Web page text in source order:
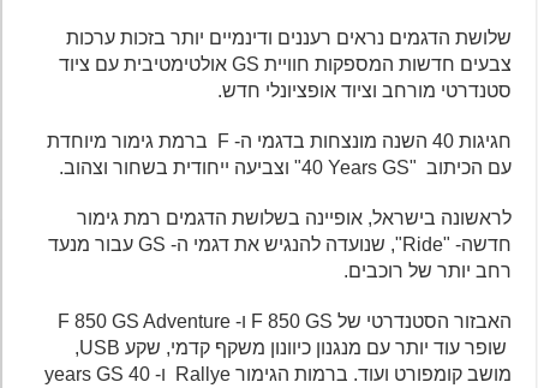
שלושת הדגמים נראים רעננים ודינמיים יותר בזכות ערכות
צבעים חדשות המספקות חוויית GS אולטימטיבית עם ציוד
סטנדרטי מורחב וציוד אופציונלי חדש.
חגיגות 40 השנה מונצחות בדגמי ה- F ברמת גימור מיוחדת
עם הכיתוב "40‎ Years GS" וצביעה ייחודית בשחור וצהוב.
לראשונה בישראל, אופיינה בשלושת הדגמים רמת גימור
חדשה- "Ride", שנועדה להנגיש את דגמי ה- GS עבור מנעד
רחב יותר של רוכבים.
האבזור הסטנדרטי של F 850 ​​GS ו- F 850 ​​GS Adventure
שופר עוד יותר עם מנגנון כיוונון משקף קדמי, שקע USB,
מושב קומפורט ועוד. ברמות הגימור Rallye ו- 40 years GS